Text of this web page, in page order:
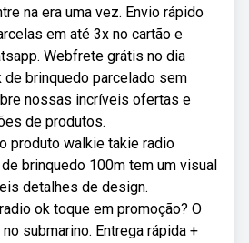
na era uma vez. Envio rápido
em até 3x no cartão e
Webfrete grátis no dia
brinquedo parcelado sem
nossas incríveis ofertas e
de produtos.
produto walkie takie radio
brinquedo 100m tem um visual
detalhes de design.
ok toque em promoção? O
submarino. Entrega rápida +